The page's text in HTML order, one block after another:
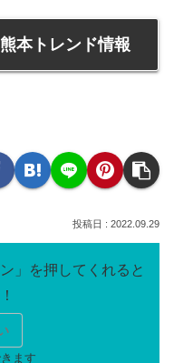
熊本トレンド情報
2022.09.29